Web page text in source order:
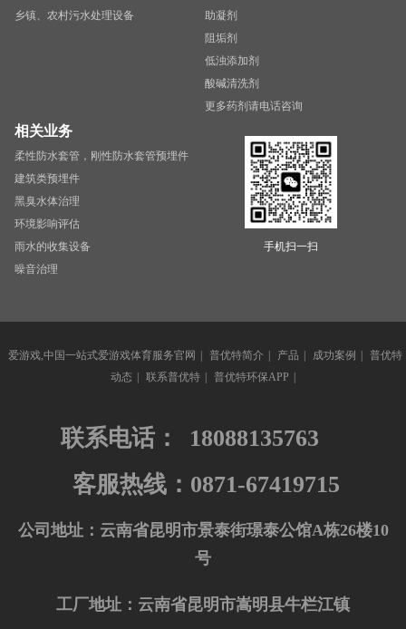
乡镇、农村污水处理设备
助凝剂
阻垢剂
低浊添加剂
酸碱清洗剂
更多药剂请电话咨询
相关业务
柔性防水套管，刚性防水套管预埋件
建筑类预埋件
黑臭水体治理
环境影响评估
雨水的收集设备
噪音治理
手机扫一扫
爱游戏,中国一站式爱游戏体育服务官网 | 普优特简介 | 产品 | 成功案例 | 普优特
动态 | 联系普优特 | 普优特环保APP |
联系电话：
18088135763
客服热线：0871-67419715
公司地址：云南省昆明市景泰街璟泰公馆A栋26楼10
号
工厂地址：云南省昆明市嵩明县牛栏江镇